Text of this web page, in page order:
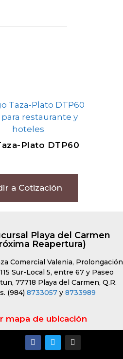
Plato DTP60
a Cotización
Playa del Carmen
Reapertura)
Comercial Valenia, Prolongación
Sur-Local 5, entre 67 y Paseo
77718 Playa del Carmen, Q.R.
(984) 8733057 y 8733989
mapa de ubicación